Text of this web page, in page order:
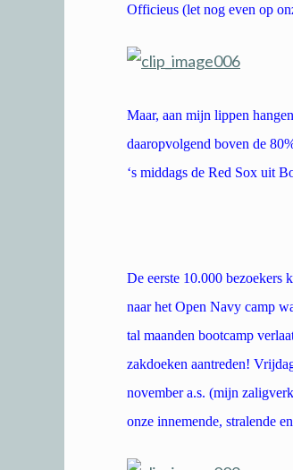
Officieus (let nog even op
Maar, aan mijn lippen
daaropvolgend boven de
‘s middags de Red Sox uit
De eerste 10.000 bezoekers
naar het Open Navy camp
tal maanden bootcamp
zakdoeken aantreden!
november a.s. (mijn
onze innemende, stralende